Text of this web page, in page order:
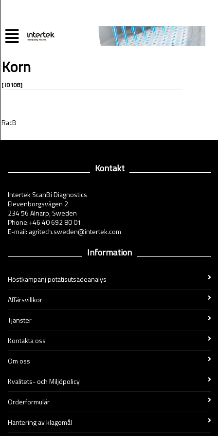
Korn
[ ID108]
RacB
Kontakt
Intertek ScanBi Diagnostics
Elevenborgsvägen 2
234 56 Alnarp, Sweden
Phone:+46 40 692 80 01
E-mail: agritech.sweden@intertek.com
Information
Höstkampanj potatisutsädeanalys
Affärsvillkor
Tjänster
Kontakta oss
Om oss
Kvalitets- och Miljöpolicy
Orderformulär
Hantering av klagomål